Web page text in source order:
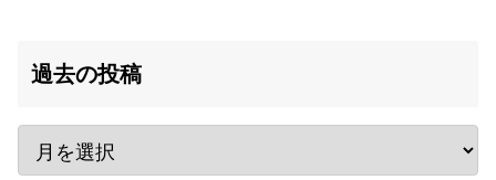
過去の投稿